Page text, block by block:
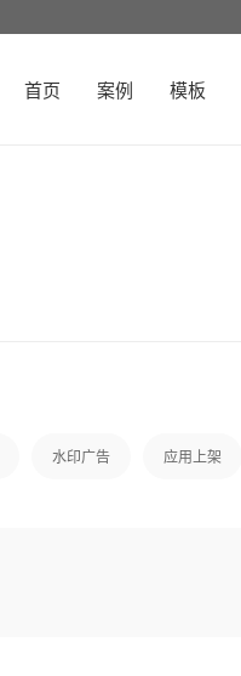
首页 案例 模板
水印广告 应用上架